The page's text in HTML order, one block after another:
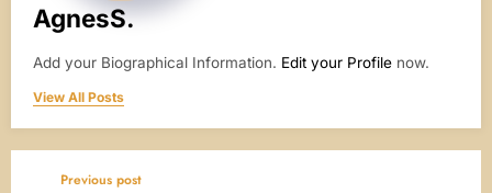
AgnesS.
Add your Biographical Information. Edit your Profile now.
View All Posts
Previous post